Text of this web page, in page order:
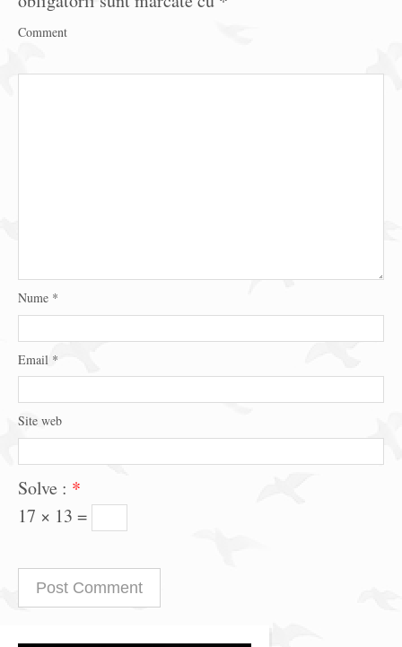
Comment
Nume *
Email *
Site web
Solve : *
17 × 13 =